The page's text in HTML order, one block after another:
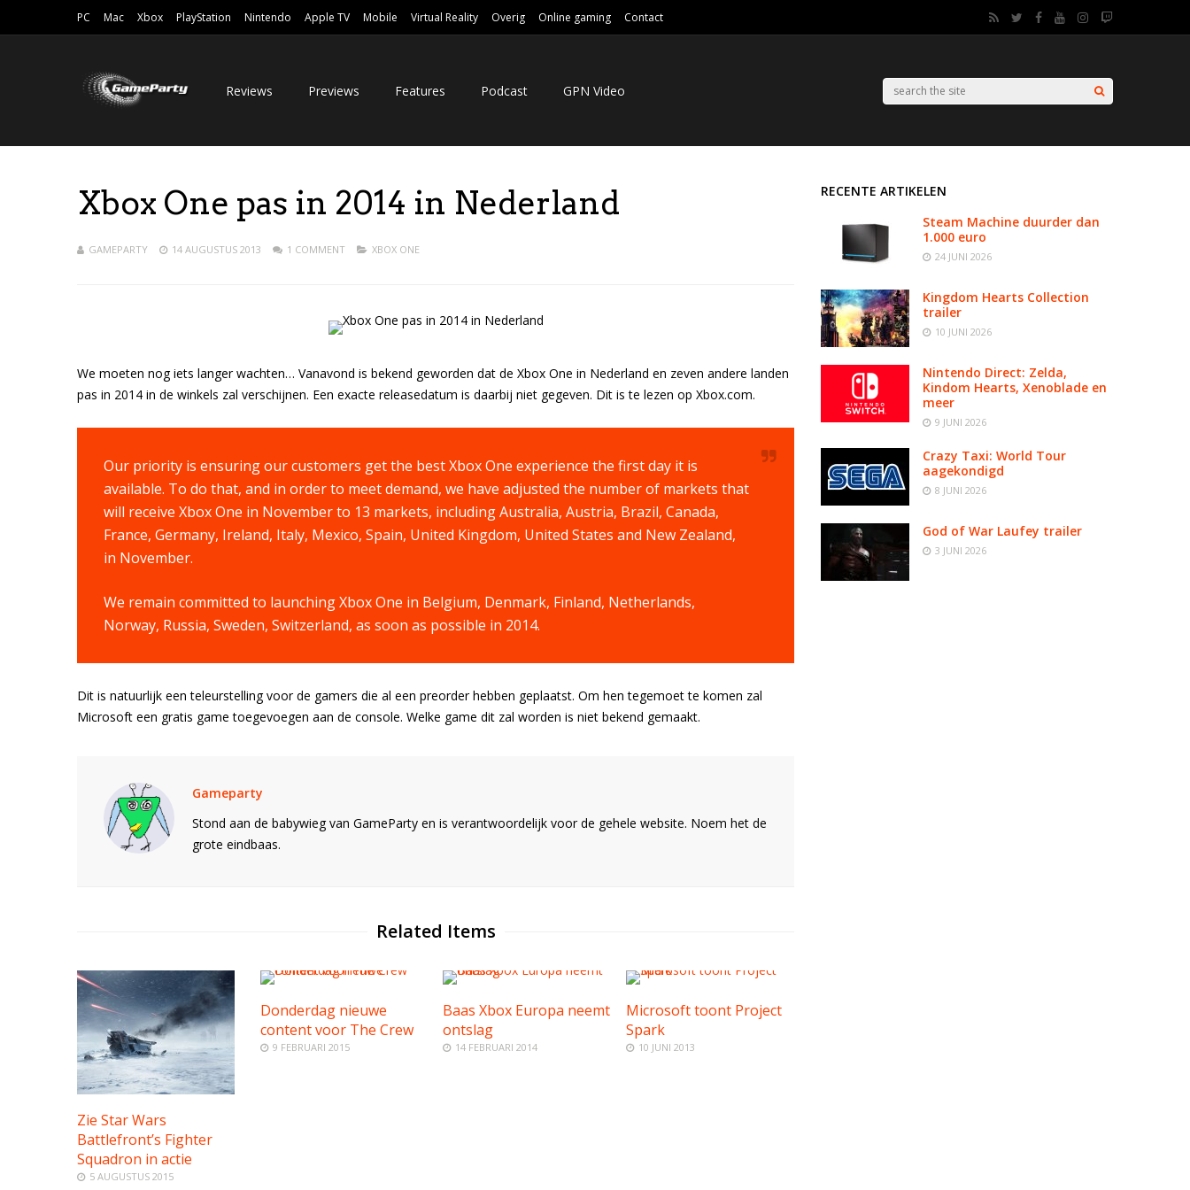
PC Mac Xbox PlayStation Nintendo Apple TV Mobile Virtual Reality Overig Online gaming Contact
Reviews Previews Features Podcast GPN Video
Xbox One pas in 2014 in Nederland
GAMEPARTY 14 AUGUSTUS 2013 1 COMMENT XBOX ONE
We moeten nog iets langer wachten… Vanavond is bekend geworden dat de Xbox One in Nederland en zeven andere landen
pas in 2014 in de winkels zal verschijnen. Een exacte releasedatum is daarbij niet gegeven. Dit is te lezen op Xbox.com.
Our priority is ensuring our customers get the best Xbox One experience the first day it is
available. To do that, and in order to meet demand, we have adjusted the number of markets that
will receive Xbox One in November to 13 markets, including Australia, Austria, Brazil, Canada,
France, Germany, Ireland, Italy, Mexico, Spain, United Kingdom, United States and New Zealand,
in November.
We remain committed to launching Xbox One in Belgium, Denmark, Finland, Netherlands,
Norway, Russia, Sweden, Switzerland, as soon as possible in 2014.
Dit is natuurlijk een teleurstelling voor de gamers die al een preorder hebben geplaatst. Om hen tegemoet te komen zal
Microsoft een gratis game toegevoegen aan de console. Welke game dit zal worden is niet bekend gemaakt.
Gameparty
Stond aan de babywieg van GameParty en is verantwoordelijk voor de gehele website. Noem het de
grote eindbaas.
Related Items
Zie Star Wars
Battlefront’s Fighter
Squadron in actie
5 AUGUSTUS 2015
Donderdag nieuwe
content voor The Crew
9 FEBRUARI 2015
Baas Xbox Europa neemt
ontslag
14 FEBRUARI 2014
Microsoft toont Project
Spark
10 JUNI 2013
RECENTE ARTIKELEN
Steam Machine duurder dan
1.000 euro
24 JUNI 2026
Kingdom Hearts Collection
trailer
10 JUNI 2026
Nintendo Direct: Zelda,
Kindom Hearts, Xenoblade en
meer
9 JUNI 2026
Crazy Taxi: World Tour
aagekondigd
8 JUNI 2026
God of War Laufey trailer
3 JUNI 2026